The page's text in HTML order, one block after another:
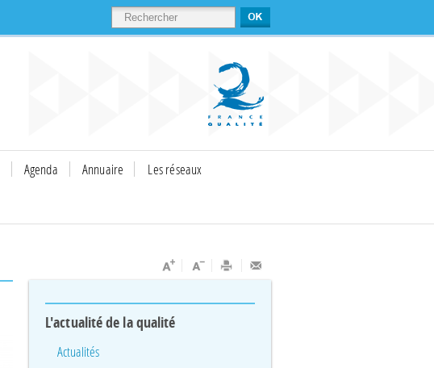
RECHERCHER
Agenda Annuaire
Les réseaux
L'actualité de la qualité
Actualités